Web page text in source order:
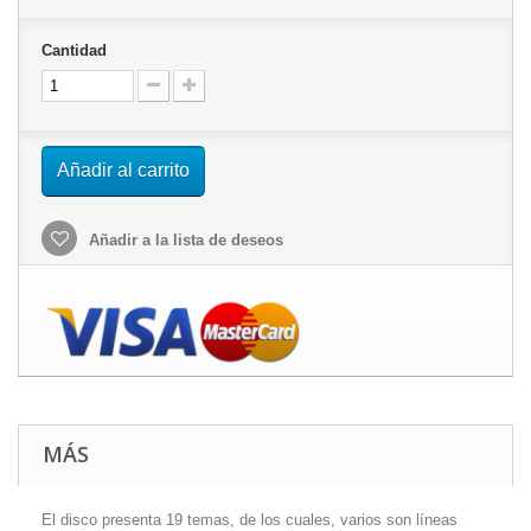
Cantidad
Añadir al carrito
Añadir a la lista de deseos
MÁS
El disco presenta 19 temas, de los cuales, varios son líneas